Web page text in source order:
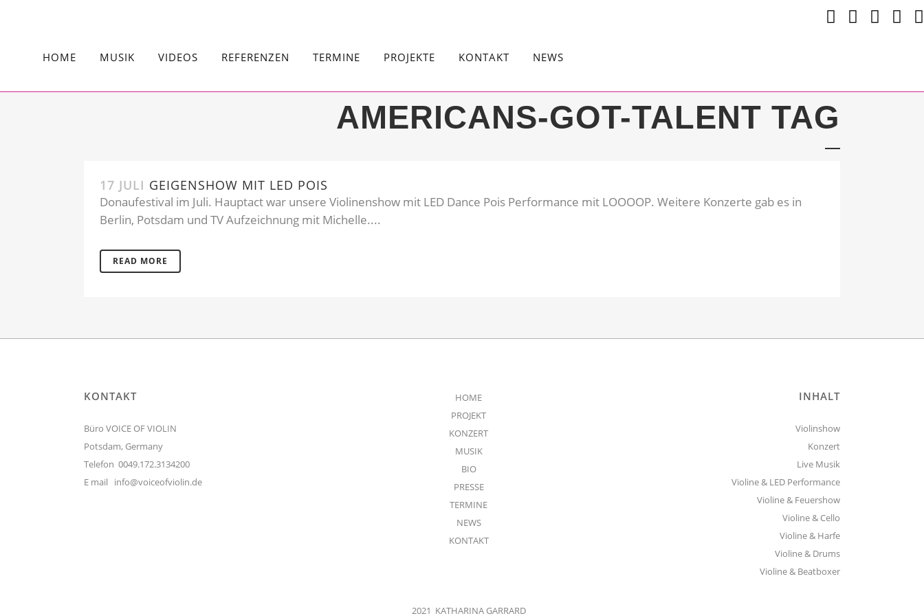
HOME MUSIK VIDEOS REFERENZEN TERMINE PROJEKTE KONTAKT NEWS
AMERICANS-GOT-TALENT TAG
17 JULI GEIGENSHOW MIT LED POIS
Donaufestival im Juli. Hauptact war unsere Violinenshow mit LED Dance Pois Performance mit LOOOOP. Weitere Konzerte gab es in
Berlin, Potsdam und TV Aufzeichnung mit Michelle....
READ MORE
KONTAKT
Büro VOICE OF VIOLIN
Potsdam, Germany
Telefon 0049.172.3134200
E mail info@voiceofviolin.de
HOME
PROJEKT
KONZERT
MUSIK
BIO
PRESSE
TERMINE
NEWS
KONTAKT
2021 KATHARINA GARRARD
INHALT
Violinshow
Konzert
Live Musik
Violine & LED Performance
Violine & Feuershow
Violine & Cello
Violine & Harfe
Violine & Drums
Violine & Beatboxer